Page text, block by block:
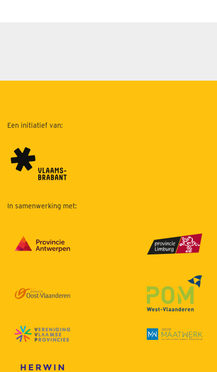
Een initiatief van:
In samenwerking met: